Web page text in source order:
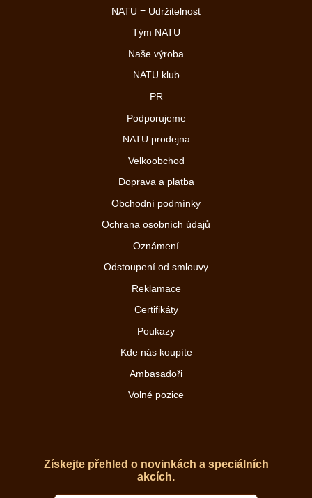
NATU = Udržitelnost
Tým NATU
Naše výroba
NATU klub
PR
Podporujeme
NATU prodejna
Velkoobchod
Doprava a platba
Obchodní podmínky
Ochrana osobních údajů
Oznámení
Odstoupení od smlouvy
Reklamace
Certifikáty
Poukazy
Kde nás koupíte
Ambasadoři
Volné pozice
Získejte přehled o novinkách a speciálních
akcích.